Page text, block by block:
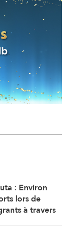
: Environ
lors de
à travers